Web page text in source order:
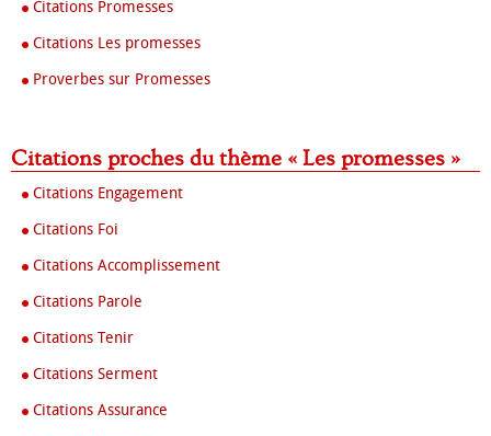
Citations Promesses
Citations Les promesses
Proverbes sur Promesses
Citations proches du thème « Les promesses »
Citations Engagement
Citations Foi
Citations Accomplissement
Citations Parole
Citations Tenir
Citations Serment
Citations Assurance